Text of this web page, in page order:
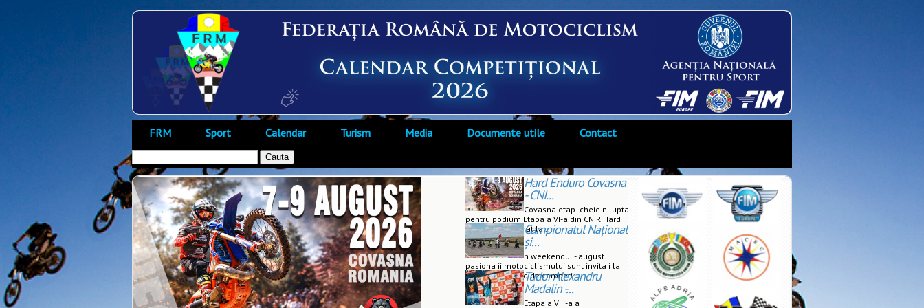
FRM Sport Calendar Turism Media Documente utile Contact
Hard Enduro Covasna
- CNI...
Covasna etap -cheie n lupta
pentru podium Etapa a VI-a din CNIR Hard
Enduro programat la ...Campionatul Național
și...
n weekendul - august
pasiona ii motociclismului sunt invita i la
un nou weekend de competi ...
Tudor Alexandru
Madalin -...
Etapa a VIII-a a